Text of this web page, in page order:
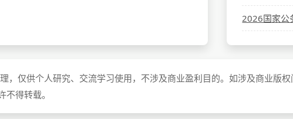
2026国家公
，仅供个人研究、交流学习使用，不涉及商业盈利目的。如涉及商业版
得转载。